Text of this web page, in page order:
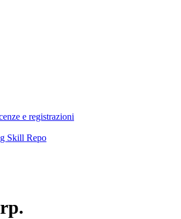
e registrazioni
Skill Repo